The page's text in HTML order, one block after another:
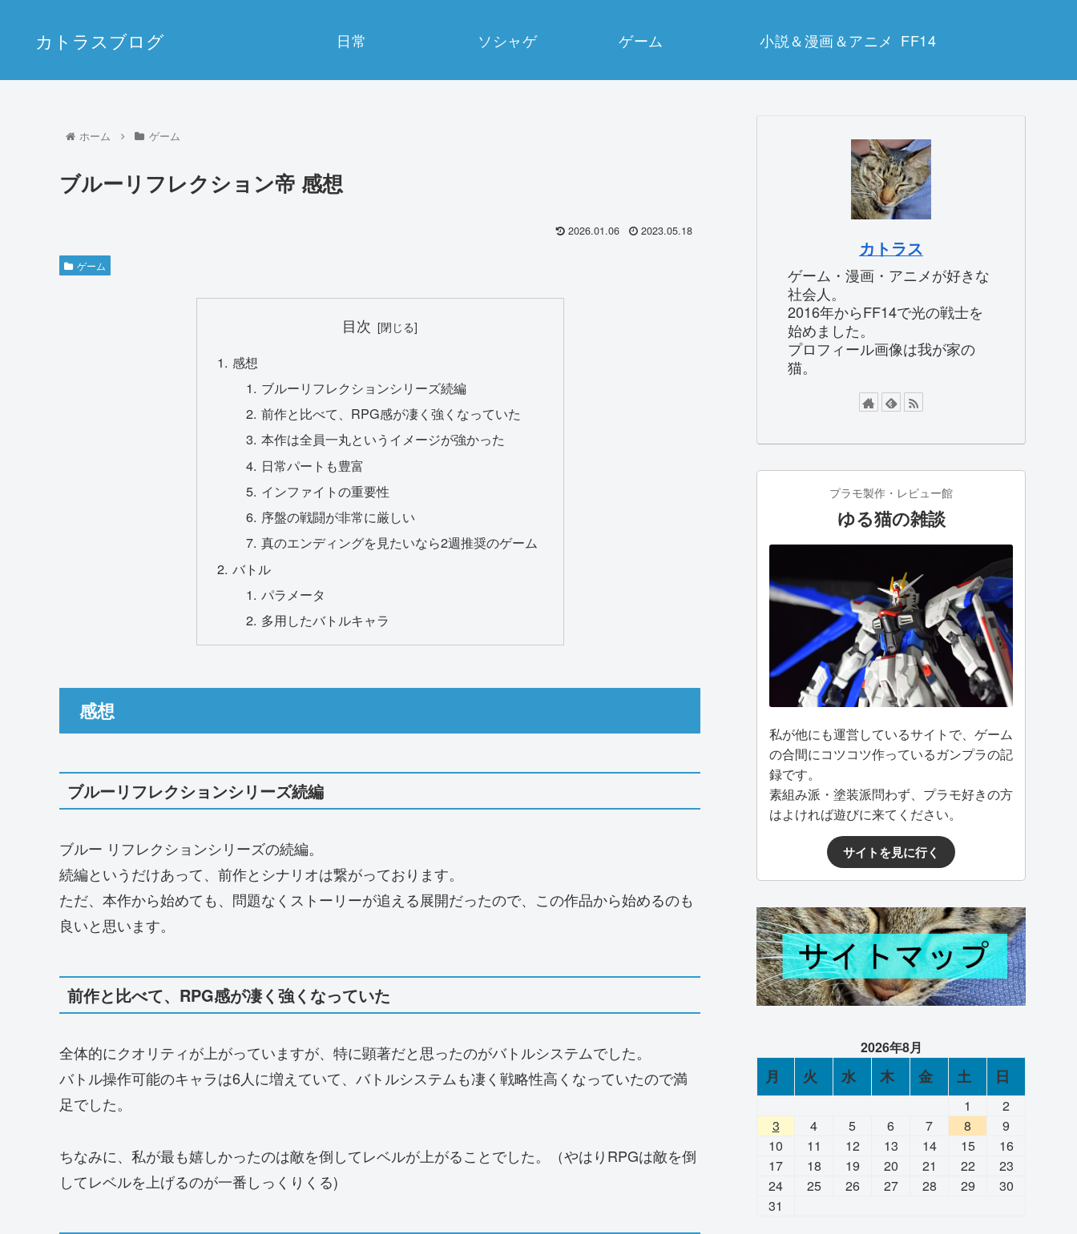
カトラスブログ 日常 ソシャゲ ゲーム 小説＆漫画＆アニメ FF14
ホーム ゲーム
ブルーリフレクション帝 感想
2026.01.06 2023.05.18
ゲーム
目次
感想
ブルーリフレクションシリーズ続編
前作と比べて、RPG感が凄く強くなっていた
本作は全員一丸というイメージが強かった
日常パートも豊富
インファイトの重要性
序盤の戦闘が非常に厳しい
真のエンディングを見たいなら2週推奨のゲーム
バトル
パラメータ
多用したバトルキャラ
感想
ブルーリフレクションシリーズ続編
ブルー リフレクションシリーズの続編。
続編というだけあって、前作とシナリオは繋がっております。
ただ、本作から始めても、問題なくストーリーが追える展開だったので、この作品から始めるのも
良いと思います。
前作と比べて、RPG感が凄く強くなっていた
全体的にクオリティが上がっていますが、特に顕著だと思ったのがバトルシステムでした。
バトル操作可能のキャラは6人に増えていて、バトルシステムも凄く戦略性高くなっていたので満
足でした。
ちなみに、私が最も嬉しかったのは敵を倒してレベルが上がることでした。（やはりRPGは敵を倒
してレベルを上げるのが一番しっくりくる)
カトラス
ゲーム・漫画・アニメが好きな
社会人。
2016年からFF14で光の戦士を
始めました。
プロフィール画像は我が家の
猫。
プラモ製作・レビュー館
ゆる猫の雑談
私が他にも運営しているサイトで、ゲーム
の合間にコツコツ作っているガンプラの記
録です。
素組み派・塗装派問わず、プラモ好きの方
はよければ遊びに来てください。
サイトを見に行く
2026年8月
月 火 水 木 金 土 日
1
2
3
4 5 6 7 8
9
10
11 12 13 14 15
16
17
18 19 20 21 22
23
24
25 26 27 28 29
30
31